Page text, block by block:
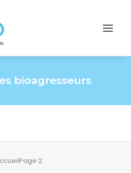
bioagresseurs
Page 2